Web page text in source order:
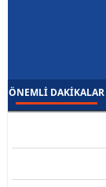
ÖNEMLI DAKIKALAR